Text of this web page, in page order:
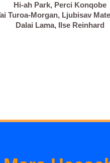
Hi-ah Park, Perci Konqobe
Turoa-Morgan, Ljubisav
Dalai Lama, Ilse Reinhard